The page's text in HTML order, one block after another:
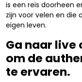
is een reis doorheen
zijn voor velen en
eigen leven.
Ga naar
om de
te ervaren.